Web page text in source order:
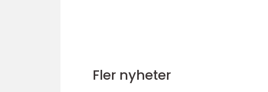
Fler nyheter